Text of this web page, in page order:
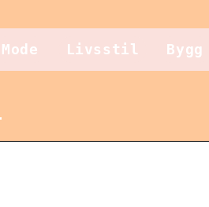
Mode Livsstil Bygg